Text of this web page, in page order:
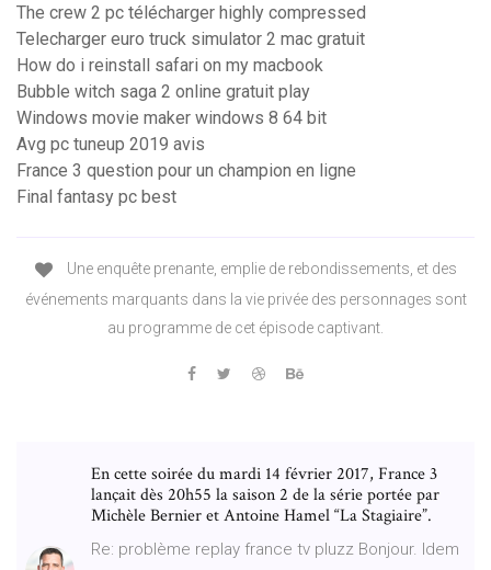
The crew 2 pc télécharger highly compressed
Telecharger euro truck simulator 2 mac gratuit
How do i reinstall safari on my macbook
Bubble witch saga 2 online gratuit play
Windows movie maker windows 8 64 bit
Avg pc tuneup 2019 avis
France 3 question pour un champion en ligne
Final fantasy pc best
Une enquête prenante, emplie de rebondissements, et des
événements marquants dans la vie privée des personnages sont
au programme de cet épisode captivant.
En cette soirée du mardi 14 février 2017, France 3
lançait dès 20h55 la saison 2 de la série portée par
Michèle Bernier et Antoine Hamel “La Stagiaire”.
Re: problème replay france tv pluzz Bonjour. Idem